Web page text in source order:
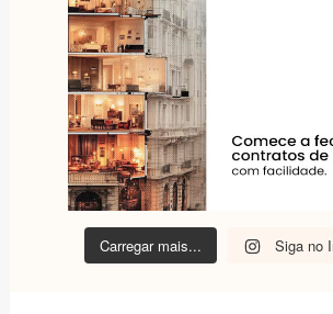
Carregar mais... Siga no